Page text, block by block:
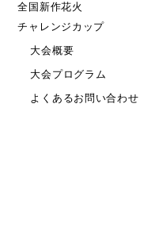
全国新作花火
チャレンジカップ
大会概要
大会プログラム
よくあるお問い合わせ